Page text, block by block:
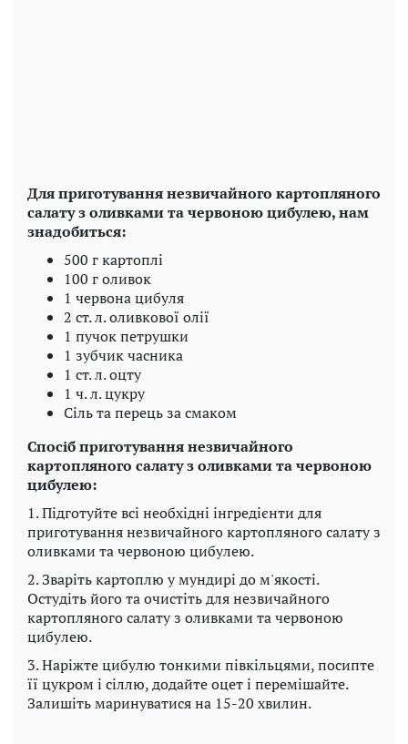
Для приготування незвичайного картопляного
салату з оливками та червоною цибулею, нам
знадобиться:
500 г картоплі
100 г оливок
1 червона цибуля
2 ст. л. оливкової олії
1 пучок петрушки
1 зубчик часника
1 ст. л. оцту
1 ч. л. цукру
Сіль та перець за смаком
Спосіб приготування незвичайного
картопляного салату з оливками та червоною
цибулею:
1. Підготуйте всі необхідні інгредієнти для
приготування незвичайного картопляного салату з
оливками та червоною цибулею.
2. Зваріть картоплю у мундирі до м'якості.
Остудіть його та очистіть для незвичайного
картопляного салату з оливками та червоною
цибулею.
3. Наріжте цибулю тонкими півкільцями, посипте
її цукром і сіллю, додайте оцет і перемішайте.
Залишіть маринуватися на 15-20 хвилин.